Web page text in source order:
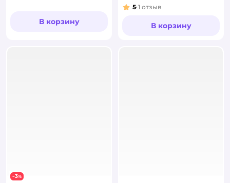
В корзину
Рейтинг:
5 1 отзыв
В корзину
−3%